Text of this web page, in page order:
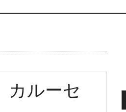
カルーセ